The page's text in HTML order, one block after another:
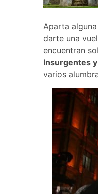
Aparta
darte una
encuentran
Insurgentes
varios